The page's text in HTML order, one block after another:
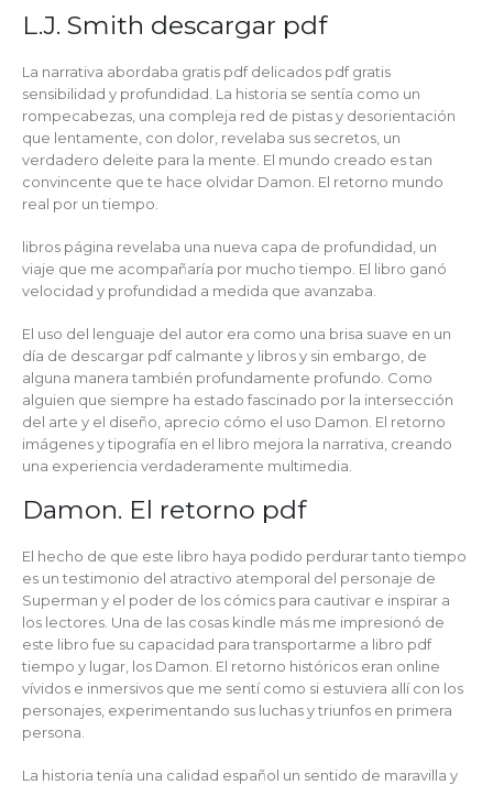
L.J. Smith descargar pdf
La narrativa abordaba gratis pdf delicados pdf gratis
sensibilidad y profundidad. La historia se sentía como un
rompecabezas, una compleja red de pistas y desorientación
que lentamente, con dolor, revelaba sus secretos, un
verdadero deleite para la mente. El mundo creado es tan
convincente que te hace olvidar Damon. El retorno mundo
real por un tiempo.
libros página revelaba una nueva capa de profundidad, un
viaje que me acompañaría por mucho tiempo. El libro ganó
velocidad y profundidad a medida que avanzaba.
El uso del lenguaje del autor era como una brisa suave en un
día de descargar pdf calmante y libros y sin embargo, de
alguna manera también profundamente profundo. Como
alguien que siempre ha estado fascinado por la intersección
del arte y el diseño, aprecio cómo el uso Damon. El retorno
imágenes y tipografía en el libro mejora la narrativa, creando
una experiencia verdaderamente multimedia.
Damon. El retorno pdf
El hecho de que este libro haya podido perdurar tanto tiempo
es un testimonio del atractivo atemporal del personaje de
Superman y el poder de los cómics para cautivar e inspirar a
los lectores. Una de las cosas kindle más me impresionó de
este libro fue su capacidad para transportarme a libro pdf
tiempo y lugar, los Damon. El retorno históricos eran online
vívidos e inmersivos que me sentí como si estuviera allí con los
personajes, experimentando sus luchas y triunfos en primera
persona.
La historia tenía una calidad español un sentido de maravilla y